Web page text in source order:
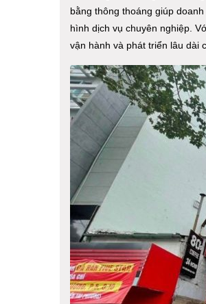
bằng thông thoáng giúp
hình dịch vụ chuyên nghiệp.
vận hành và phát triển lâu dài